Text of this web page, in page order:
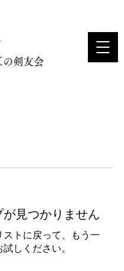
の剣友会
が見つかりません
ストに戻って、もう一
試しください。